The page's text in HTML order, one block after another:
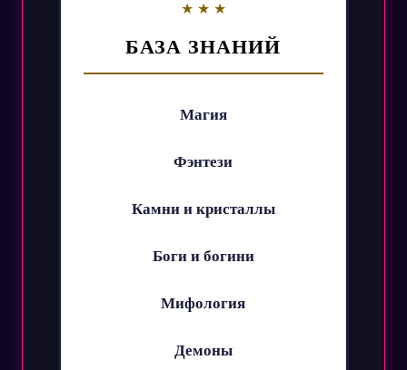
БАЗА ЗНАНИЙ
Магия
Фэнтези
Камни и кристаллы
Боги и богини
Мифология
Демоны